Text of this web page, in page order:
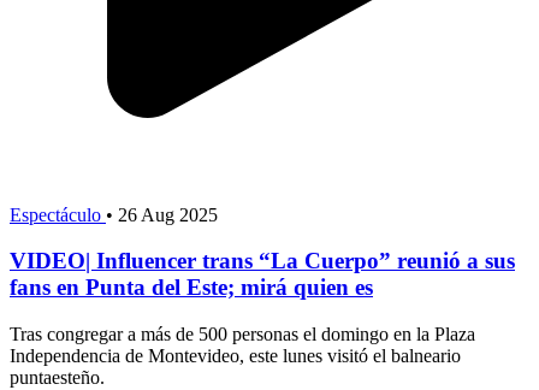
Espectáculo • 26 Aug 2025
VIDEO| Influencer trans “La Cuerpo” reunió a sus
fans en Punta del Este; mirá quien es
Tras congregar a más de 500 personas el domingo en la Plaza
Independencia de Montevideo, este lunes visitó el balneario
puntaesteño.